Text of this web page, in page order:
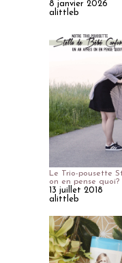
8 janvier 2026
alittleb
Le Trio-pousette
on en pense quoi?
13 juillet 2018
alittleb